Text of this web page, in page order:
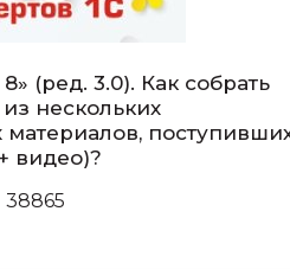
(ред. 3.0). Как собрать
нескольких
видео)?
38865